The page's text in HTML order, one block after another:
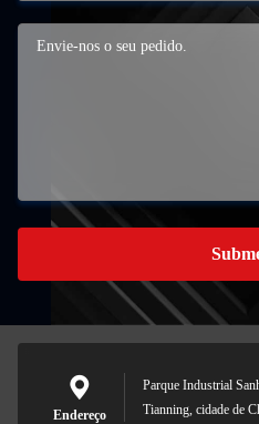
Endereço
Parque Industrial
Tianning, cidade de